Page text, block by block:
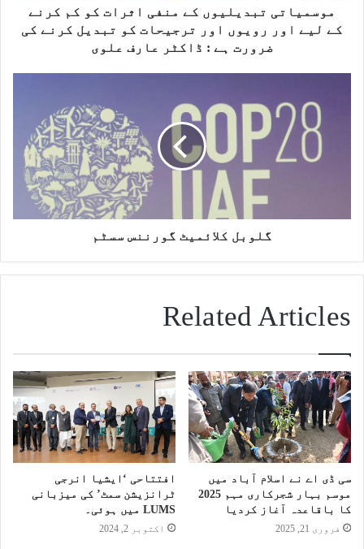
موسمیاتی تبدیلیوں کے منفی اثرات کو کم کرنے
کے لیے اور رویوں اور ترجیحات کو تبدیل کرنے کی
ضرورت ہے : ڈاکٹر عارف علوی
گلوبل کلائمیٹ گورننس سسٹم
Related Articles
سی ڈی اے نے اسلام آباد میں
موسم بہار شجرکاری مہم 2025
کا باقاعدہ آغاز کردیا
فروری 21, 2025
افتتاحی ‘ایشیا انرجی
ٹرانزیشن سمٹ’ کی میزبانی
LUMS میں ہوئی۔
اکتوبر 2, 2024